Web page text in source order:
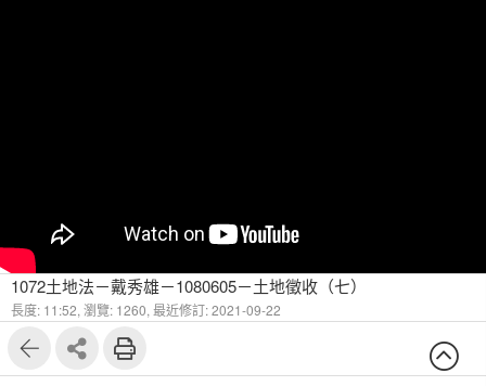
1072土地法－戴秀雄－1080605－土地徵收（七）
長度: 11:52, 瀏覽: 1260, 最近修訂: 2021-09-22